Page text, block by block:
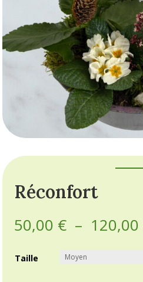
Réconfort
50,00 € – 120,00
Taille